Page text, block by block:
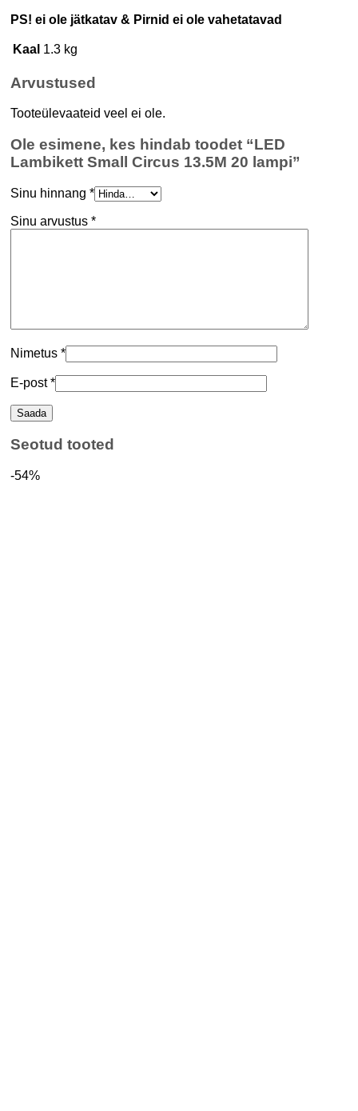
PS! ei ole jätkatav & Pirnid ei ole vahetatavad
Kaal 1.3 kg
Arvustused
Tooteülevaateid veel ei ole.
Ole esimene, kes hindab toodet “LED
Lambikett Small Circus 13.5M 20 lampi”
Sinu hinnang *
Sinu arvustus *
Nimetus *
E-post*
Seotud tooted
-54%